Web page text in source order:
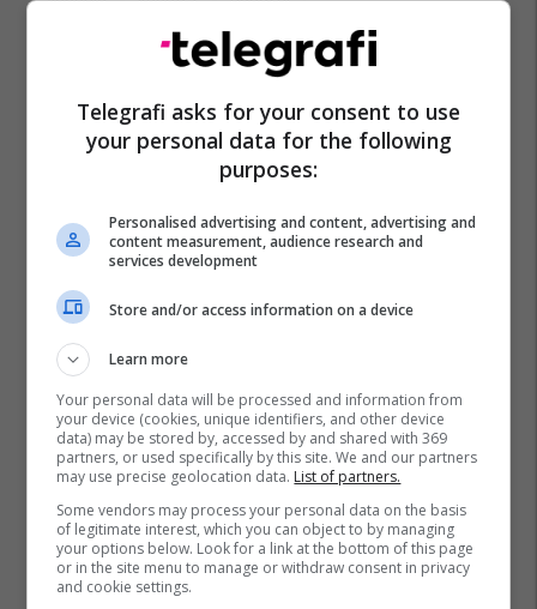
Telegrafi asks for your consent to use
your personal data for the following
purposes:
Personalised advertising and content, advertising and
content measurement, audience research and
services development
Store and/or access information on a device
Learn more
Your personal data will be processed and information from
your device (cookies, unique identifiers, and other device
data) may be stored by, accessed by and shared with 369
partners, or used specifically by this site. We and our partners
may use precise geolocation data. List of partners.
Some vendors may process your personal data on the basis
of legitimate interest, which you can object to by managing
your options below. Look for a link at the bottom of this page
or in the site menu to manage or withdraw consent in privacy
and cookie settings.